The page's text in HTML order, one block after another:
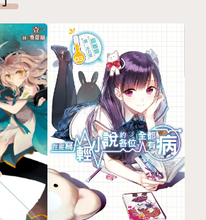
願透過文字探索更多可能。